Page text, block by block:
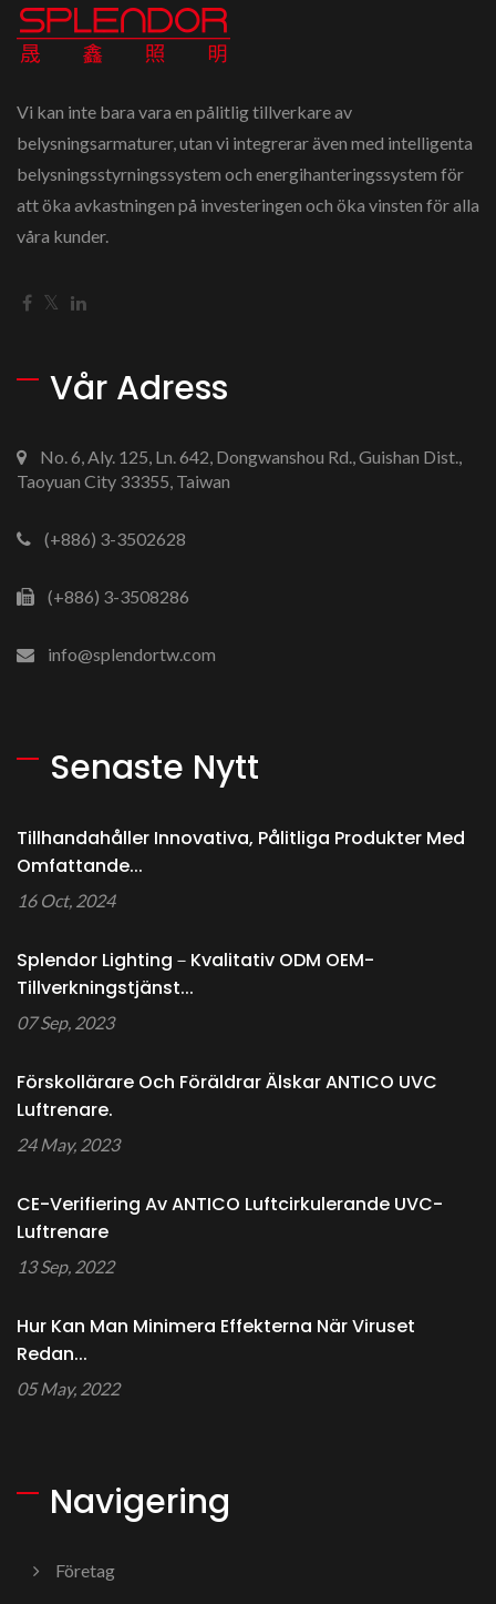
Vi kan inte bara vara en pålitlig tillverkare av
belysningsarmaturer, utan vi integrerar även med intelligenta
belysningsstyrningssystem och energihanteringssystem för
att öka avkastningen på investeringen och öka vinsten för alla
våra kunder.
Vår Adress
No. 6, Aly. 125, Ln. 642, Dongwanshou Rd., Guishan Dist.,
Taoyuan City 33355, Taiwan
(+886) 3-3502628
(+886) 3-3508286
info@splendortw.com
Senaste Nytt
Tillhandahåller Innovativa, Pålitliga Produkter Med
Omfattande...
16 Oct, 2024
Splendor Lighting－Kvalitativ ODM OEM-
Tillverkningstjänst...
07 Sep, 2023
Förskollärare Och Föräldrar Älskar ANTICO UVC
Luftrenare.
24 May, 2023
CE-Verifiering Av ANTICO Luftcirkulerande UVC-
Luftrenare
13 Sep, 2022
Hur Kan Man Minimera Effekterna När Viruset
Redan...
05 May, 2022
Navigering
Företag